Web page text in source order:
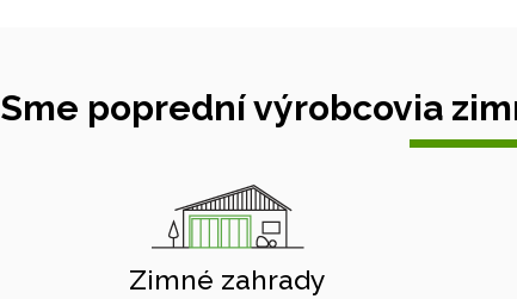
Sme poprední výrobcovia
Zimné zahrady